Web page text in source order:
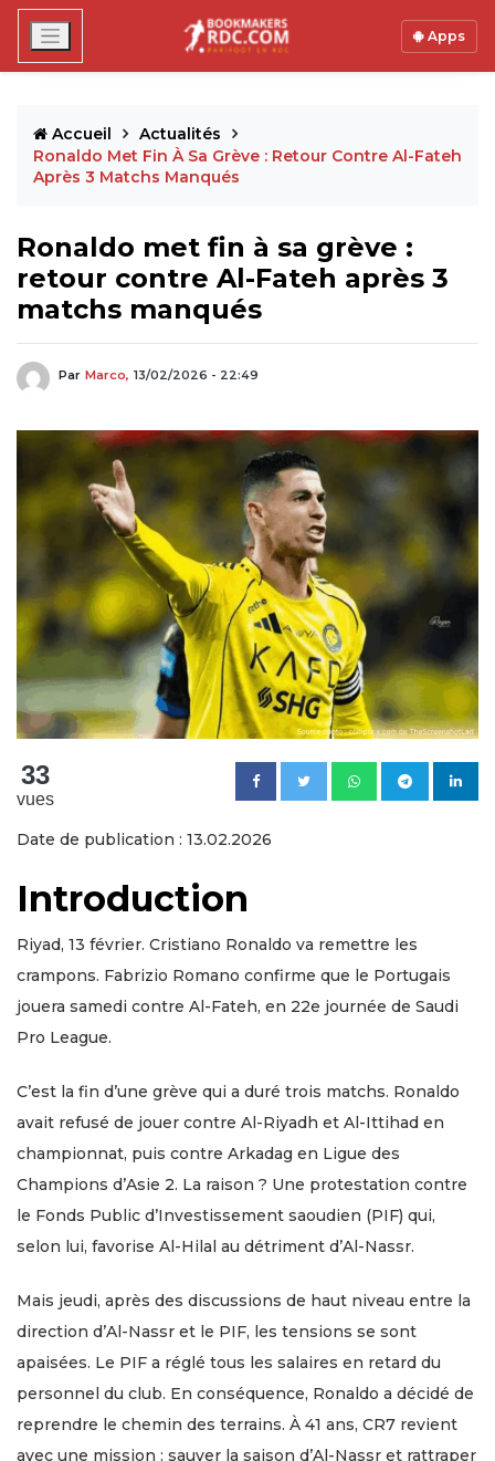
Apps
Accueil
Actualités
Ronaldo Met Fin À Sa Grève : Retour Contre Al-Fateh
Après 3 Matchs Manqués
Ronaldo met fin à sa grève :
retour contre Al-Fateh après 3
matchs manqués
Par Marco, 13/02/2026 - 22:49
33
vues
Date de publication : 13.02.2026
Introduction
Riyad, 13 février. Cristiano Ronaldo va remettre les
crampons. Fabrizio Romano confirme que le Portugais
jouera samedi contre Al-Fateh, en 22e journée de Saudi
Pro League.
C’est la fin d’une grève qui a duré trois matchs. Ronaldo
avait refusé de jouer contre Al-Riyadh et Al-Ittihad en
championnat, puis contre Arkadag en Ligue des
Champions d’Asie 2. La raison ? Une protestation contre
le Fonds Public d’Investissement saoudien (PIF) qui,
selon lui, favorise Al-Hilal au détriment d’Al-Nassr.
Mais jeudi, après des discussions de haut niveau entre la
direction d’Al-Nassr et le PIF, les tensions se sont
apaisées. Le PIF a réglé tous les salaires en retard du
personnel du club. En conséquence, Ronaldo a décidé de
reprendre le chemin des terrains. À 41 ans, CR7 revient
avec une mission : sauver la saison d’Al-Nassr et rattraper